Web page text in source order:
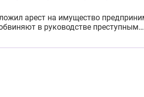
арест на имущество
в руководстве преступным
корреспонденту ИА REGNUM
управления СКР по региону.